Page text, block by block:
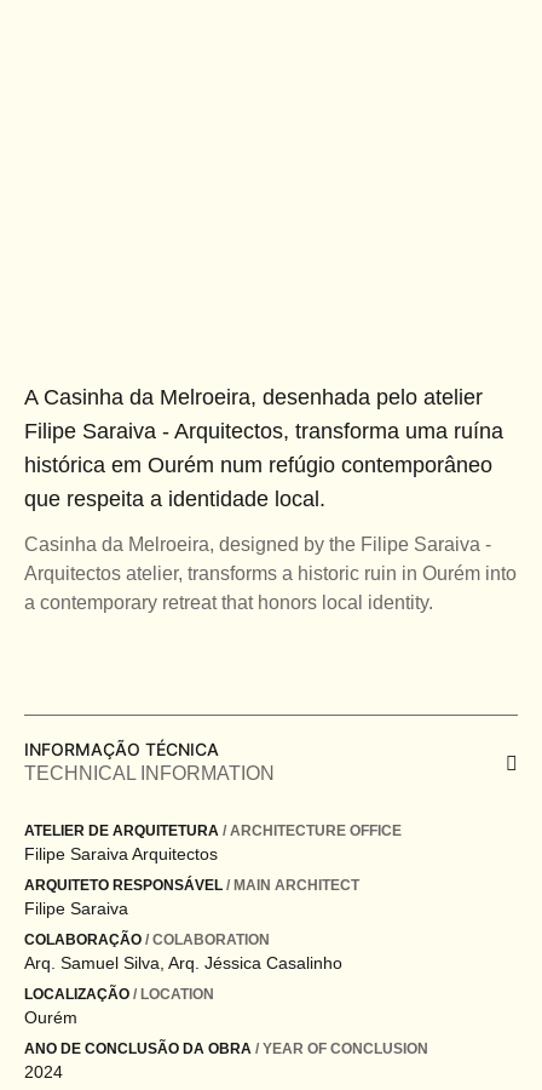
A Casinha da Melroeira, desenhada pelo atelier
Filipe Saraiva - Arquitectos, transforma uma ruína
histórica em Ourém num refúgio contemporâneo
que respeita a identidade local.
Casinha da Melroeira, designed by the Filipe Saraiva -
Arquitectos atelier, transforms a historic ruin in Ourém into
a contemporary retreat that honors local identity.
INFORMAÇÃO TÉCNICA
TECHNICAL INFORMATION
ATELIER DE ARQUITETURA / ARCHITECTURE OFFICE
Filipe Saraiva Arquitectos
ARQUITETO RESPONSÁVEL / MAIN ARCHITECT
Filipe Saraiva
COLABORAÇÃO / COLABORATION
Arq. Samuel Silva, Arq. Jéssica Casalinho
LOCALIZAÇÃO / LOCATION
Ourém
ANO DE CONCLUSÃO DA OBRA / YEAR OF CONCLUSION
2024